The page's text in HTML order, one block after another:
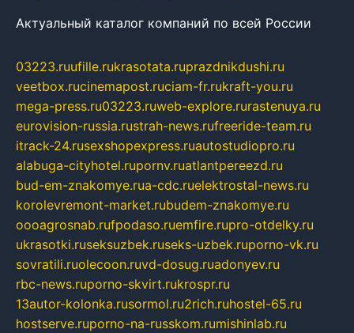
Актуальный каталог компаний по всей России
03223.ruufille.rukrasotata.ruprazdnikdushi.ru
veetbox.rucinemapost.ruciam-fr.rukraft-you.ru
mega-press.ru03223.ruweb-explore.rurastenuya.ru
eurovision-russia.rustrah-news.rufreeride-team.ru
itrack-24.rusexshopexpress.ruautostudiopro.ru
alabuga-cityhotel.rupornv.ruatlantpereezd.ru
bud-em-znakomye.rua-cdc.ruelektrostal-news.ru
korolevremont-market.rubudem-znakomye.ru
oooagrosnab.rufpodaso.ruemfire.rupro-otdelky.ru
ukrasotki.ruseksuzbek.ruseks-uzbek.ruporno-vk.ru
sovratili.ruolecoon.ruvd-dosug.ruadonyev.ru
rbc-news.ruporno-skvirt.rukrospr.ru
13autor-kolonka.rusormol.ru2rich.ruhostel-65.ru
hostserve.ruporno-na-russkom.rumishinlab.ru